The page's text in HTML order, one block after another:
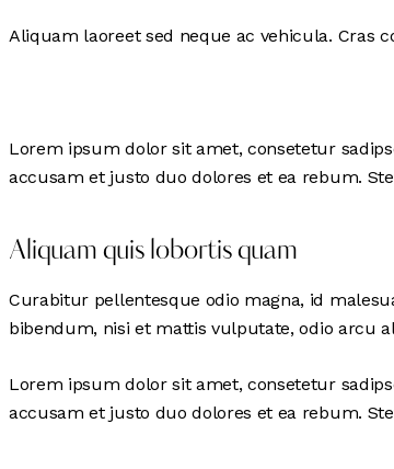
Aliquam laoreet sed neque ac vehicula. Cras
Lorem ipsum dolor sit amet, consetetur
accusam et justo duo dolores et ea rebum.
Aliquam quis lobortis quam
Curabitur pellentesque odio magna, id
bibendum, nisi et mattis vulputate, odio arcu
Lorem ipsum dolor sit amet, consetetur
accusam et justo duo dolores et ea rebum.